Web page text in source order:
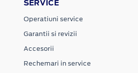
SERVICE
Operatiuni service
Garantii si revizii
Accesorii
Rechemari in service